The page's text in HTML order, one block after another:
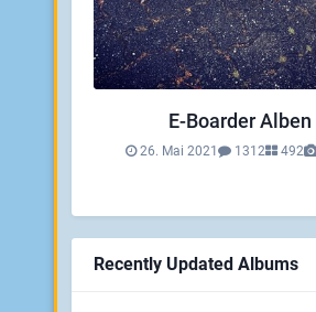
E-Boarder Alben
26. Mai 2021 1312 492
Recently Updated Albums